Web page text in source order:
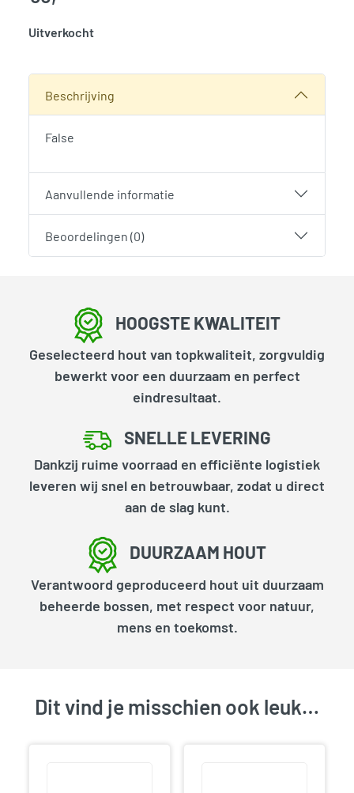
Uitverkocht
Beschrijving
False
Aanvullende informatie
Beoordelingen (0)
HOOGSTE KWALITEIT
Geselecteerd hout van topkwaliteit, zorgvuldig
bewerkt voor een duurzaam en perfect
eindresultaat.
SNELLE LEVERING
Dankzij ruime voorraad en efficiënte logistiek
leveren wij snel en betrouwbaar, zodat u direct
aan de slag kunt.
DUURZAAM HOUT
Verantwoord geproduceerd hout uit duurzaam
beheerde bossen, met respect voor natuur,
mens en toekomst.
Dit vind je misschien ook leuk…